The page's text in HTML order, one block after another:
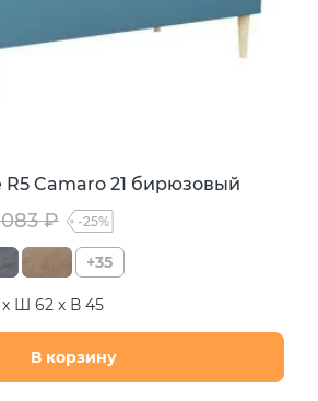
Camaro 21 бирюзовый
083 ₽ -25%
+35
Ш 62 х В 45
В корзину